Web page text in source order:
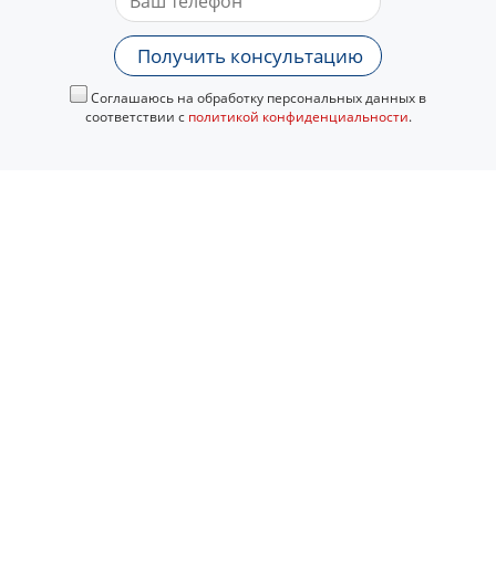
Получить консультацию
Соглашаюсь на обработку персональных данных в
соответствии с политикой конфиденциальности.